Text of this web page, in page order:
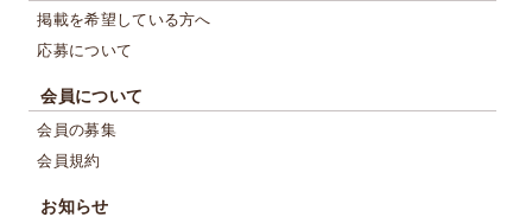
掲載を希望している方へ
応募について
会員について
会員の募集
会員規約
お知らせ